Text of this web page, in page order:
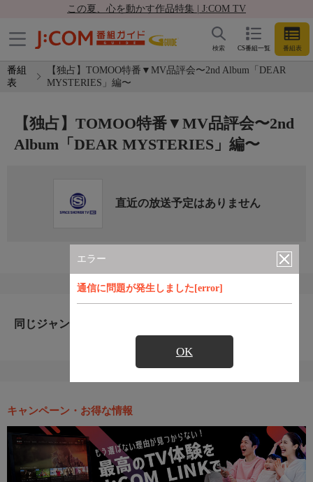
この夏、心を動かす作品特集 | J:COM TV
CS番組一覧 番組表
検索
番組
表
【独占】TOMOO特番▼MV品評会〜2nd Album「DEAR
MYSTERIES」編〜
エラー
通信に問題が発生しました[error]
OK
【独占】TOMOO特番▼MV品評会〜2nd
Album「DEAR MYSTERIES」編〜
直近の放送予定はありません
同じジャンルのおすすめ番組
キャンペーン・お得な情報